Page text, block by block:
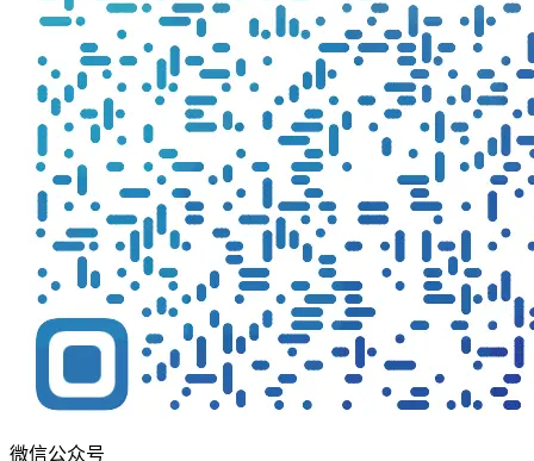
微信公众号